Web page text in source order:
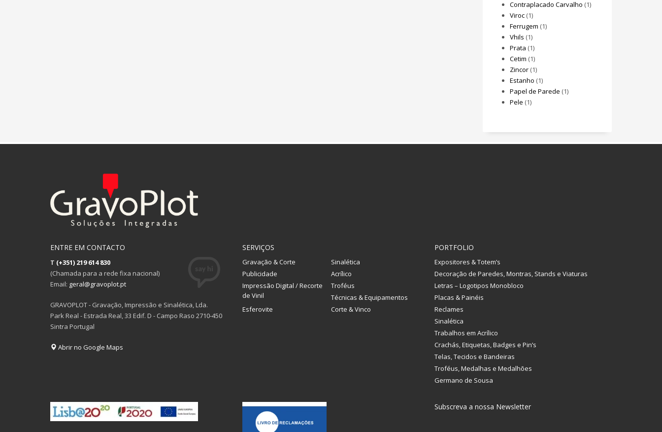
Contraplacado Carvalho (1)
Viroc(1)
Ferrugem (1)
Vhils (1)
Prata (1)
Cetim (1)
Zincor(1)
Estanho (1)
Papel de Parede (1)
Pele (1)
ENTRE EM CONTACTO
T (+351) 219 614 830
(Chamada para a rede fixa nacional)
Email: geral@gravoplot.pt
GRAVOPLOT - Gravação, Impressão e Sinalética, Lda.
Park Real - Estrada Real, 33 Edif. D - Campo Raso 2710-450
Sintra Portugal
Abrir no Google Maps
SERVIÇOS
Gravação & Corte
Sinalética
Publicidade
Acrílico
Impressão Digital / Recorte
de Vinil
Troféus
Técnicas & Equipamentos
Esferovite
Corte & Vinco
PORTFOLIO
Expositores & Totem’s
Decoração de Paredes, Montras, Stands e Viaturas
Letras – Logotipos Monobloco
Placas & Painéis
Reclames
Sinalética
Trabalhos em Acrílico
Crachás, Etiquetas, Badges e Pin’s
Telas, Tecidos e Bandeiras
Troféus, Medalhas e Medalhões
Germano de Sousa
Subscreva a nossa Newsletter